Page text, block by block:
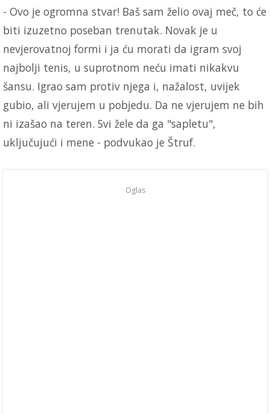
- Ovo je ogromna stvar! Baš sam želio ovaj meč, to će
biti izuzetno poseban trenutak. Novak je u
nevjerovatnoj formi i ja ću morati da igram svoj
najbolji tenis, u suprotnom neću imati nikakvu
šansu. Igrao sam protiv njega i, nažalost, uvijek
gubio, ali vjerujem u pobjedu. Da ne vjerujem ne bih
ni izašao na teren. Svi žele da ga "sapletu",
uključujući i mene - podvukao je Štruf.
Oglas